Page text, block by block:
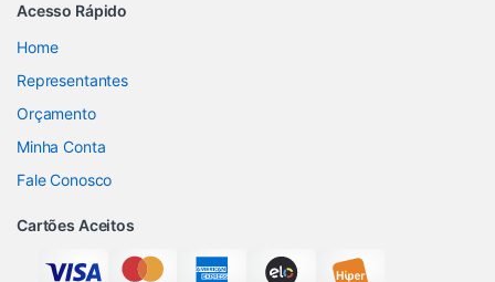
Acesso Rápido
Home
Representantes
Orçamento
Minha Conta
Fale Conosco
Cartões Aceitos